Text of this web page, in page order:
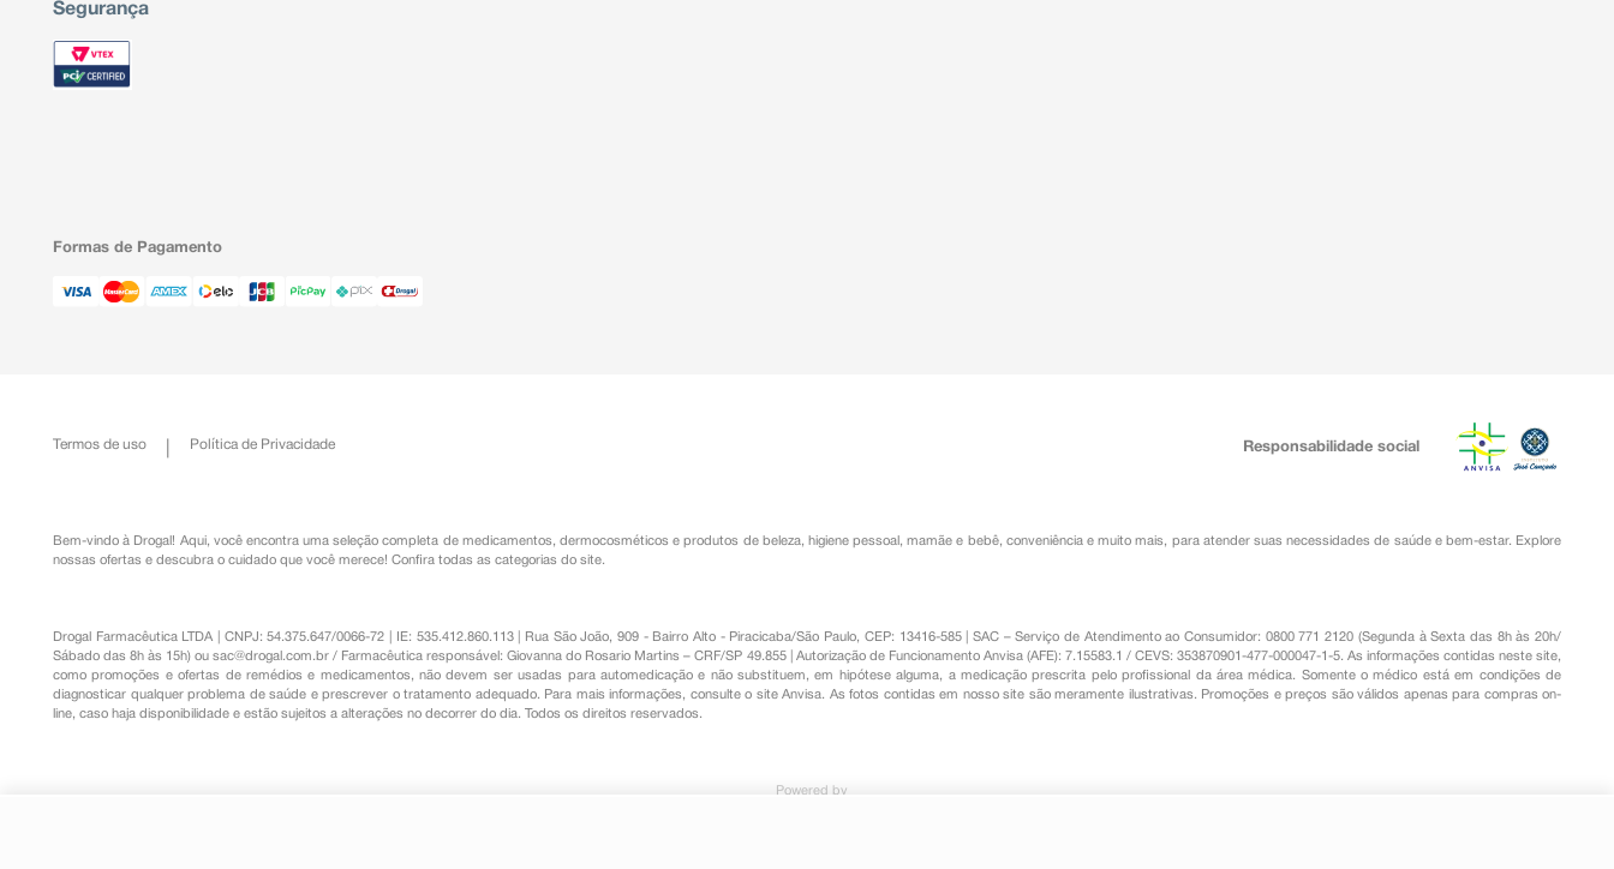
Segurança
Formas de Pagamento
Termos de uso Política de Privacidade Responsabilidade social
Bem-vindo à Drogal! Aqui, você encontra uma seleção completa de medicamentos ,dermocosméticos e produtos de beleza, higiene pessoal ,mamãe e bebê, conveniênciae muito mais, para atender suas necessidades de saúde e bem-estar. Explore
nossas ofertas e descubra o cuidado que você merece! Confira todas as categorias do site.
Drogal Farmacêutica LTDA | CNPJ: 54.375.647/0066-72 | IE: 535.412.860.113 | Rua São João, 909 - Bairro Alto - Piracicaba/São Paulo, CEP: 13416-585 | SAC – Serviço de Atendimento ao Consumidor: 0800 771 2120 (Segunda à Sexta das 8h às 20h/
Sábado das 8h às 15h) ousac@drogal.com.br / Farmacêutica responsável: Giovanna do Rosario Martins – CRF/SP 49.855 | Autorização de Funcionamento Anvisa (AFE): 7.15583.1 / CEVS: 353870901-477-000047-1-5. As informações contidas neste site,
como promoções e ofertas de remédios e medicamentos, não devem ser usadas para automedicação e não substituem, em hipótese alguma, a medicação prescrita pelo profissional da área médica. Somente o médico está em condições de
diagnosticar qualquer problema de saúde e prescrever o tratamento adequado. Para mais informações, consulte o site Anvisa. As fotos contidas em nosso site são meramente ilustrativas. Promoções e preços são válidos apenas para compras on-
line, caso haja disponibilidade e estão sujeitos a alterações no decorrer do dia. Todos os direitos reservados.
Powered by